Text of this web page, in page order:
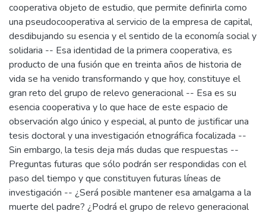
cooperativa objeto de estudio, que permite definirla como
una pseudocooperativa al servicio de la empresa de capital,
desdibujando su esencia y el sentido de la economía social y
solidaria -- Esa identidad de la primera cooperativa, es
producto de una fusión que en treinta años de historia de
vida se ha venido transformando y que hoy, constituye el
gran reto del grupo de relevo generacional -- Esa es su
esencia cooperativa y lo que hace de este espacio de
observación algo único y especial, al punto de justificar una
tesis doctoral y una investigación etnográfica focalizada --
Sin embargo, la tesis deja más dudas que respuestas --
Preguntas futuras que sólo podrán ser respondidas con el
paso del tiempo y que constituyen futuras líneas de
investigación -- ¿Será posible mantener esa amalgama a la
muerte del padre? ¿Podrá el grupo de relevo generacional